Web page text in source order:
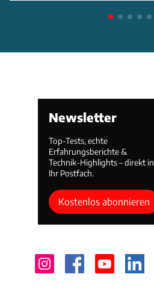
Newsletter
Top-Tests, echte
Erfahrungsberichte &
Technik-Highlights – direkt in
Ihr Postfach.
Kostenlos abonnieren